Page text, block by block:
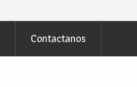
Contactanos